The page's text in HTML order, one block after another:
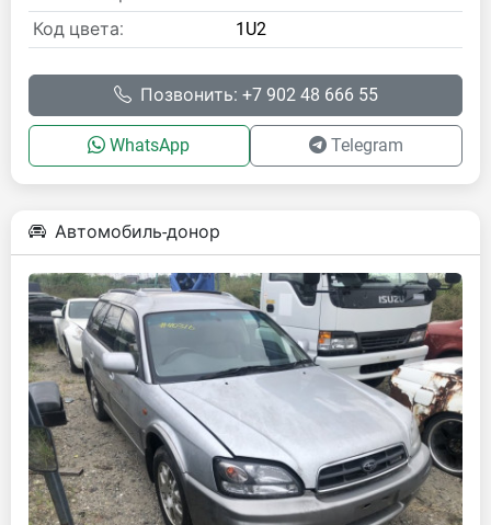
Код цвета: 1U2
Позвонить: +7 902 48 666 55
WhatsApp Telegram
Автомобиль-донор